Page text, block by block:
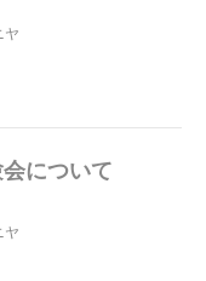
ヤ
について
ヤ